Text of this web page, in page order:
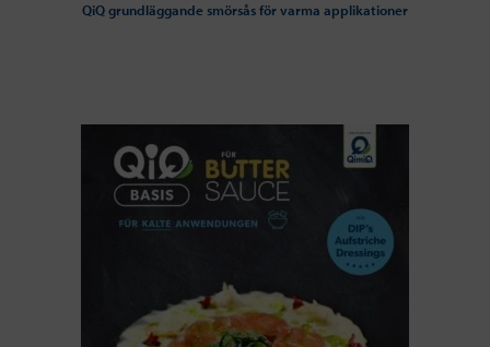
QiQ grundläggande smörsås för varma applikationer